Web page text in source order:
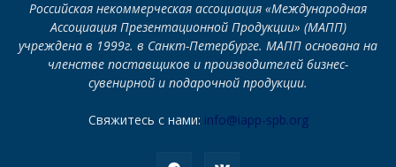
Российская некоммерческая ассоциация «Международная
Ассоциация Презентационной Продукции» (МАПП)
учреждена в 1999г. в Санкт-Петербурге. МАПП основана на
членстве поставщиков и производителей бизнес-
сувенирной и подарочной продукции.
Свяжитесь с нами: info@iapp-spb.org